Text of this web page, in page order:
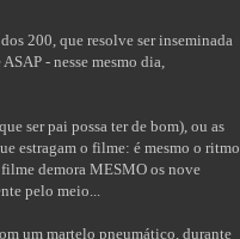
200, que resolve ser inseminada
- nesse mesmo dia,
ser pai possa ter de bom), ou as
estragam o filme: é mesmo o ritmo
demora MESMO os nove
pelo meio...
um martelo pneumático, durante